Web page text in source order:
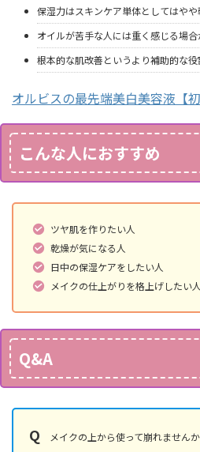
保湿力はスキンケア単体としてはやや
オイルが苦手な人には重く感じる場合
根本的な肌改善というより補助的な役
オルビスの最先端美白美容液【
こんな人におすすめ
ツヤ肌を作りたい人
乾燥が気になる人
日中の保湿ケアをしたい人
メイクの仕上がりを格上げしたい人
Q&A
Q メイクの上から使って崩れませんか